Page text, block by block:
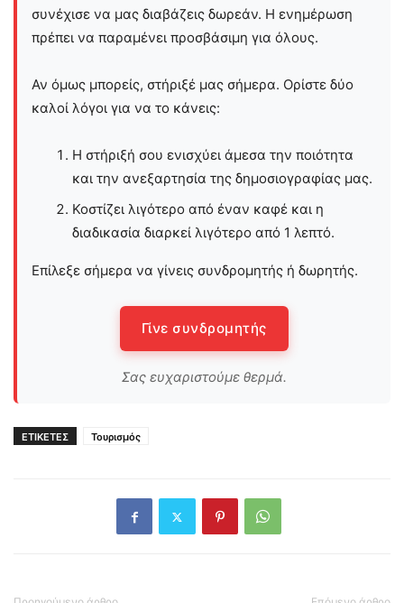
συνέχισε να μας διαβάζεις δωρεάν. Η ενημέρωση
πρέπει να παραμένει προσβάσιμη για όλους.
Αν όμως μπορείς, στήριξέ μας σήμερα. Ορίστε δύο
καλοί λόγοι για να το κάνεις:
Η στήριξή σου ενισχύει άμεσα την ποιότητα
και την ανεξαρτησία της δημοσιογραφίας μας.
Κοστίζει λιγότερο από έναν καφέ και η
διαδικασία διαρκεί λιγότερο από 1 λεπτό.
Επίλεξε σήμερα να γίνεις συνδρομητής ή δωρητής.
Γίνε συνδρομητής
Σας ευχαριστούμε θερμά.
ΕΤΙΚΕΤΕΣ Τουρισμός